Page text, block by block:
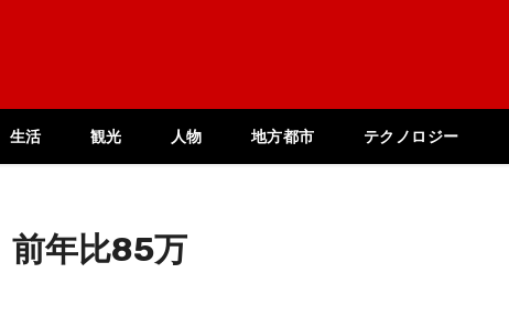
生活 観光 人物 地方都市 テクノロジー
前年比85万